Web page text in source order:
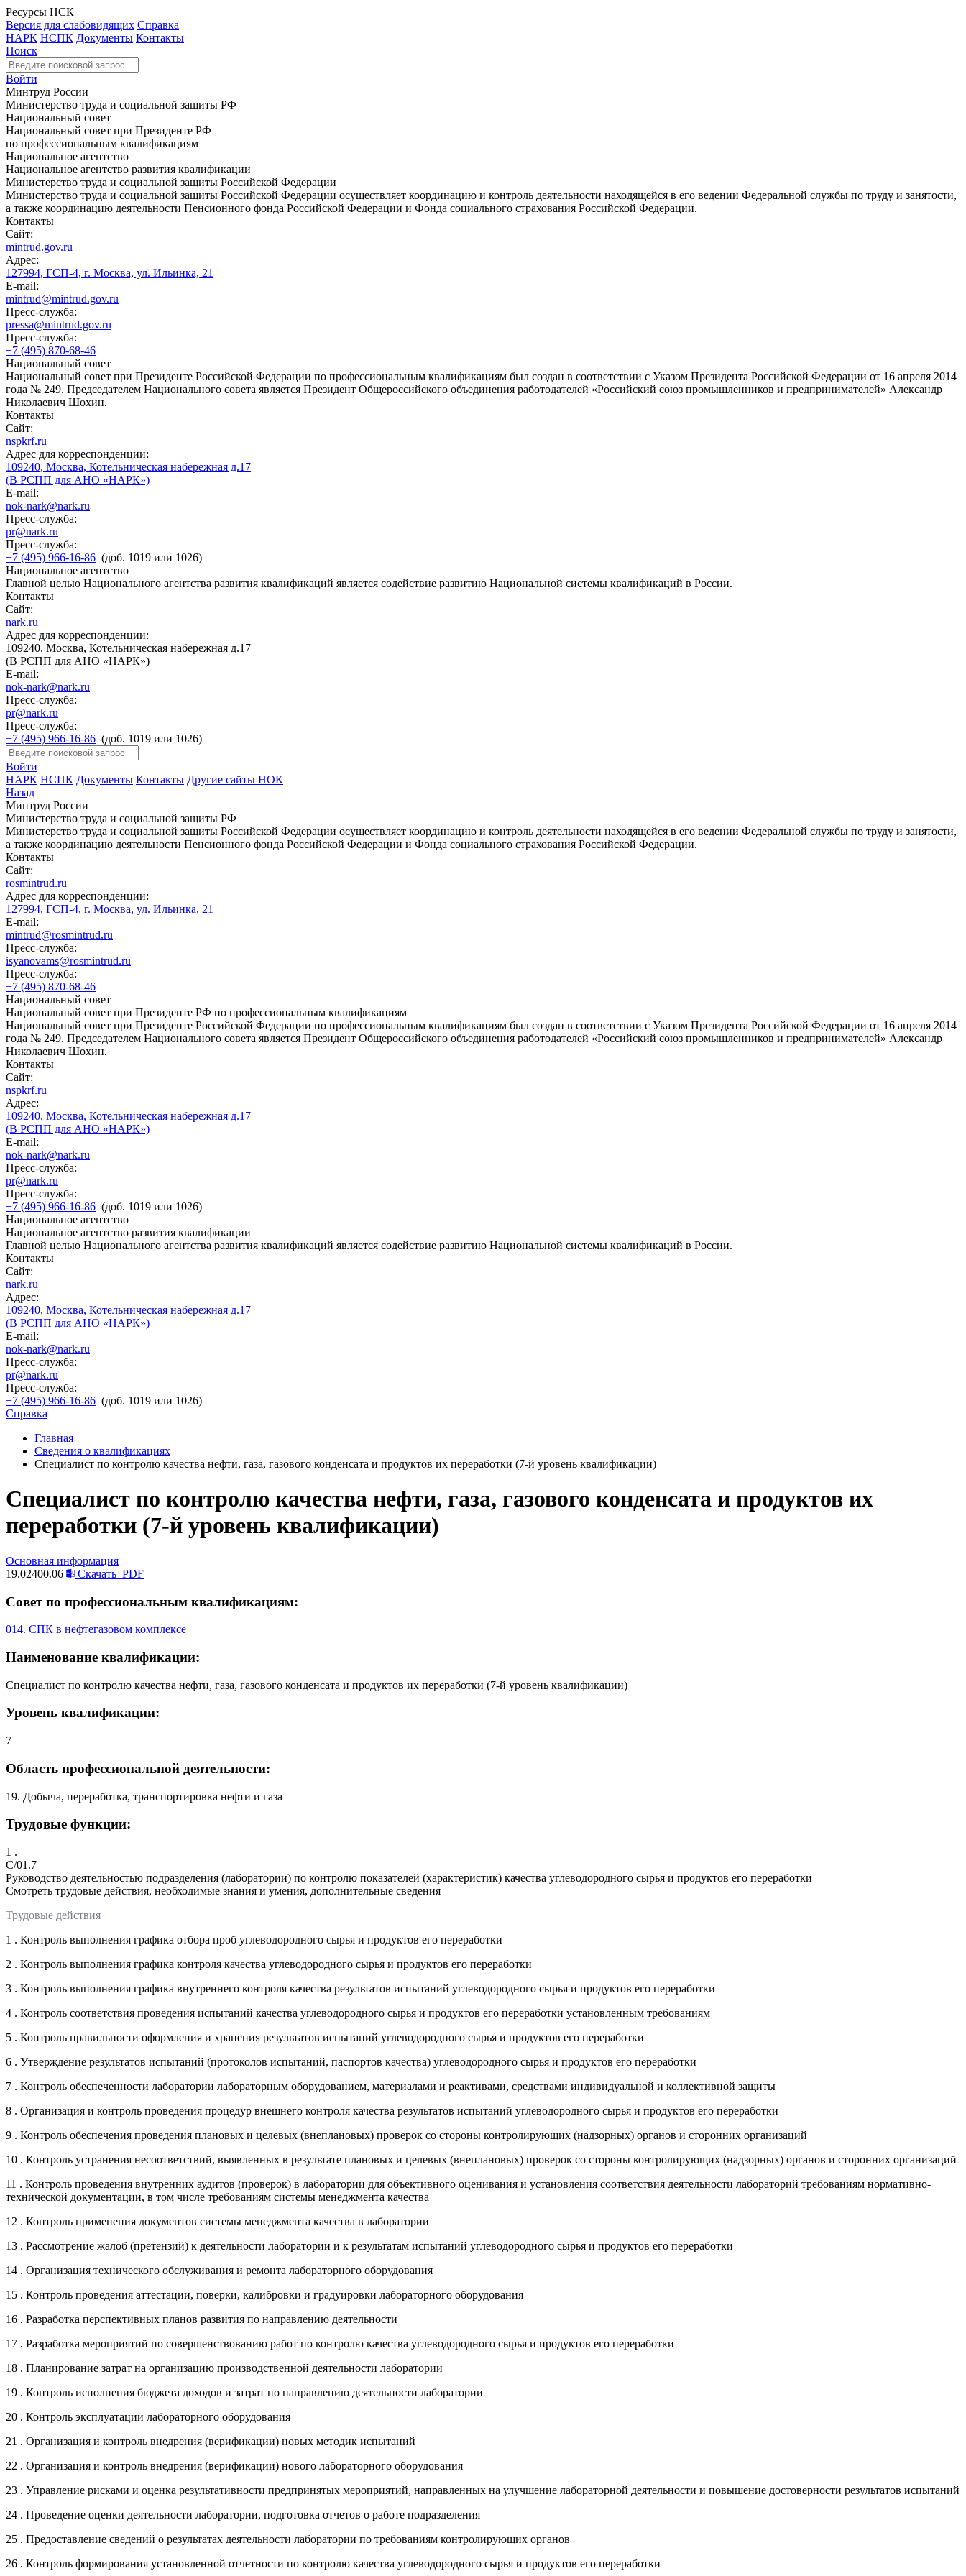
Ресурсы НСК
Версия для слабовидящих Справка
НАРК НСПК Документы Контакты
Поиск
Войти
Минтруд России
Министерство труда и социальной защиты РФ
Национальный совет
Национальный совет при Президенте РФ
по профессиональным квалификациям
Национальное агентство
Национальное агентство развития квалификации
Министерство труда и социальной защиты Российской Федерации
Министерство труда и социальной защиты Российской Федерации осуществляет координацию и контроль деятельности находящейся в его ведении Федеральной службы по труду и занятости,
а также координацию деятельности Пенсионного фонда Российской Федерации и Фонда социального страхования Российской Федерации.
Контакты
Сайт:
mintrud.gov.ru
Адрес:
127994, ГСП-4, г. Москва, ул. Ильинка, 21
E-mail:
mintrud@mintrud.gov.ru
Пресс-служба:
pressa@mintrud.gov.ru
Пресс-служба:
+7 (495) 870-68-46
Национальный совет
Национальный совет при Президенте Российской Федерации по профессиональным квалификациям был создан в соответствии с Указом Президента Российской Федерации от 16 апреля 2014
года № 249. Председателем Национального совета является Президент Общероссийского объединения работодателей «Российский союз промышленников и предпринимателей» Александр
Николаевич Шохин.
Контакты
Сайт:
nspkrf.ru
Адрес для корреспонденции:
109240, Москва, Котельническая набережная д.17
(В РСПП для АНО «НАРК»)
E-mail:
nok-nark@nark.ru
Пресс-служба:
pr@nark.ru
Пресс-служба:
+7 (495) 966-16-86 (доб. 1019 или 1026)
Национальное агентство
Главной целью Национального агентства развития квалификаций является содействие развитию Национальной системы квалификаций в России.
Контакты
Сайт:
nark.ru
Адрес для корреспонденции:
109240, Москва, Котельническая набережная д.17
(В РСПП для АНО «НАРК»)
E-mail:
nok-nark@nark.ru
Пресс-служба:
pr@nark.ru
Пресс-служба:
+7 (495) 966-16-86 (доб. 1019 или 1026)
Войти
НАРК НСПК Документы Контакты Другие сайты НОК
Назад
Минтруд России
Министерство труда и социальной защиты РФ
Министерство труда и социальной защиты Российской Федерации осуществляет координацию и контроль деятельности находящейся в его ведении Федеральной службы по труду и занятости,
а также координацию деятельности Пенсионного фонда Российской Федерации и Фонда социального страхования Российской Федерации.
Контакты
Сайт:
rosmintrud.ru
Адрес для корреспонденции:
127994, ГСП-4, г. Москва, ул. Ильинка, 21
E-mail:
mintrud@rosmintrud.ru
Пресс-служба:
isyanovams@rosmintrud.ru
Пресс-служба:
+7 (495) 870-68-46
Национальный совет
Национальный совет при Президенте РФ по профессиональным квалификациям
Национальный совет при Президенте Российской Федерации по профессиональным квалификациям был создан в соответствии с Указом Президента Российской Федерации от 16 апреля 2014
года № 249. Председателем Национального совета является Президент Общероссийского объединения работодателей «Российский союз промышленников и предпринимателей» Александр
Николаевич Шохин.
Контакты
Сайт:
nspkrf.ru
Адрес:
109240, Москва, Котельническая набережная д.17
(В РСПП для АНО «НАРК»)
E-mail:
nok-nark@nark.ru
Пресс-служба:
pr@nark.ru
Пресс-служба:
+7 (495) 966-16-86 (доб. 1019 или 1026)
Национальное агентство
Национальное агентство развития квалификации
Главной целью Национального агентства развития квалификаций является содействие развитию Национальной системы квалификаций в России.
Контакты
Сайт:
nark.ru
Адрес:
109240, Москва, Котельническая набережная д.17
(В РСПП для АНО «НАРК»)
E-mail:
nok-nark@nark.ru
Пресс-служба:
pr@nark.ru
Пресс-служба:
+7 (495) 966-16-86 (доб. 1019 или 1026)
Справка
Главная
Сведения о квалификациях
Специалист по контролю качества нефти, газа, газового конденсата и продуктов их переработки (7-й уровень квалификации)
Специалист по контролю качества нефти, газа, газового конденсата и продуктов их
переработки (7-й уровень квалификации)
Основная информация
19.02400.06
Скачать PDF
Совет по профессиональным квалификациям:
014. СПК в нефтегазовом комплексе
Наименование квалификации:
Специалист по контролю качества нефти, газа, газового конденсата и продуктов их переработки (7-й уровень квалификации)
Уровень квалификации:
7
Область профессиональной деятельности:
19. Добыча, переработка, транспортировка нефти и газа
Трудовые функции:
1 .
C/01.7
Руководство деятельностью подразделения (лаборатории) по контролю показателей (характеристик) качества углеводородного сырья и продуктов его переработки
Смотреть трудовые действия, необходимые знания и умения, дополнительные сведения
Трудовые действия
1 . Контроль выполнения графика отбора проб углеводородного сырья и продуктов его переработки
2 . Контроль выполнения графика контроля качества углеводородного сырья и продуктов его переработки
3 . Контроль выполнения графика внутреннего контроля качества результатов испытаний углеводородного сырья и продуктов его переработки
4 . Контроль соответствия проведения испытаний качества углеводородного сырья и продуктов его переработки установленным требованиям
5 . Контроль правильности оформления и хранения результатов испытаний углеводородного сырья и продуктов его переработки
6 . Утверждение результатов испытаний (протоколов испытаний, паспортов качества) углеводородного сырья и продуктов его переработки
7 . Контроль обеспеченности лаборатории лабораторным оборудованием, материалами и реактивами, средствами индивидуальной и коллективной защиты
8 . Организация и контроль проведения процедур внешнего контроля качества результатов испытаний углеводородного сырья и продуктов его переработки
9 . Контроль обеспечения проведения плановых и целевых (внеплановых) проверок со стороны контролирующих (надзорных) органов и сторонних организаций
10 . Контроль устранения несоответствий, выявленных в результате плановых и целевых (внеплановых) проверок со стороны контролирующих (надзорных) органов и сторонних организаций
11 . Контроль проведения внутренних аудитов (проверок) в лаборатории для объективного оценивания и установления соответствия деятельности лабораторий требованиям нормативно-
технической документации, в том числе требованиям системы менеджмента качества
12 . Контроль применения документов системы менеджмента качества в лаборатории
13 . Рассмотрение жалоб (претензий) к деятельности лаборатории и к результатам испытаний углеводородного сырья и продуктов его переработки
14 . Организация технического обслуживания и ремонта лабораторного оборудования
15 . Контроль проведения аттестации, поверки, калибровки и градуировки лабораторного оборудования
16 . Разработка перспективных планов развития по направлению деятельности
17 . Разработка мероприятий по совершенствованию работ по контролю качества углеводородного сырья и продуктов его переработки
18 . Планирование затрат на организацию производственной деятельности лаборатории
19 . Контроль исполнения бюджета доходов и затрат по направлению деятельности лаборатории
20 . Контроль эксплуатации лабораторного оборудования
21 . Организация и контроль внедрения (верификации) новых методик испытаний
22 . Организация и контроль внедрения (верификации) нового лабораторного оборудования
23 . Управление рисками и оценка результативности предпринятых мероприятий, направленных на улучшение лабораторной деятельности и повышение достоверности результатов испытаний
24 . Проведение оценки деятельности лаборатории, подготовка отчетов о работе подразделения
25 . Предоставление сведений о результатах деятельности лаборатории по требованиям контролирующих органов
26 . Контроль формирования установленной отчетности по контролю качества углеводородного сырья и продуктов его переработки